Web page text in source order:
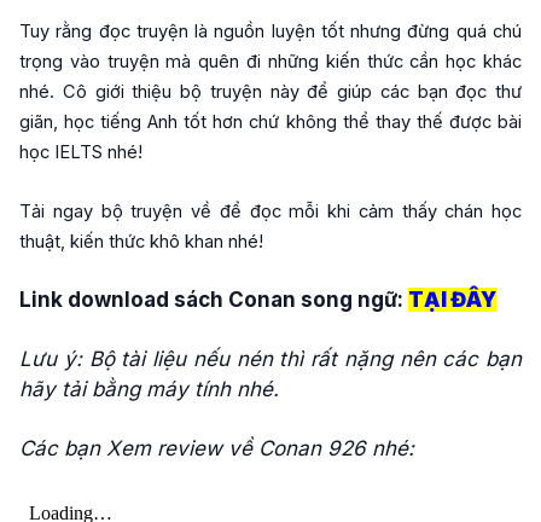
Tuy rằng đọc truyện là nguồn luyện tốt nhưng đừng quá chú
trọng vào truyện mà quên đi những kiến thức cần học khác
nhé. Cô giới thiệu bộ truyện này để giúp các bạn đọc thư
giãn, học tiếng Anh tốt hơn chứ không thể thay thế được bài
học IELTS nhé!
Tải ngay bộ truyện về để đọc mỗi khi cảm thấy chán học
thuật, kiến thức khô khan nhé!
Link download sách Conan song ngữ: TẠI ĐÂY
Lưu ý: Bộ tài liệu nếu nén thì rất nặng nên các bạn
hãy tải bằng máy tính nhé.
Các bạn Xem review về Conan 926 nhé: